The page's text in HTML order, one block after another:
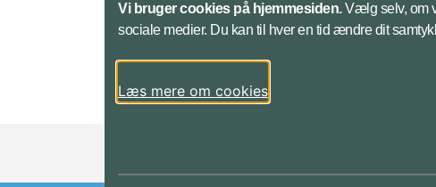
LinkedIn
Vi bruger cookies på hjemmesiden.Vælg selv, om
sociale medier. Du kan til hver en tid ændre dit
Læs mere om cookies